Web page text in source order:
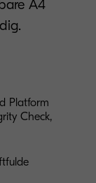
A4
Platform
Check,